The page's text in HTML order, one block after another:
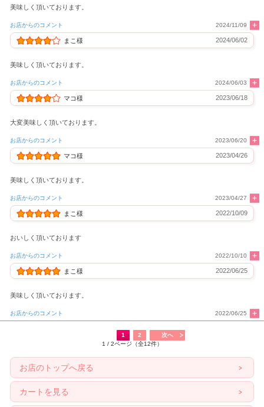
美味しく頂いております。
お店からのコメント 2024/11/09
まこ様 2024/06/02
美味しく頂いております。
お店からのコメント 2024/06/03
マコ様 2023/06/18
大変美味しく頂いております。
お店からのコメント 2023/06/20
マコ様 2023/04/26
美味しく頂いております。
お店からのコメント 2023/04/27
まこ様 2022/10/09
おいしく頂いております
お店からのコメント 2022/10/10
まこ様 2022/06/25
美味しく頂いております。
お店からのコメント 2022/06/25
1 2
次へ
1 / 2ページ（全12件）
お店のトップへ戻る
カートを見る